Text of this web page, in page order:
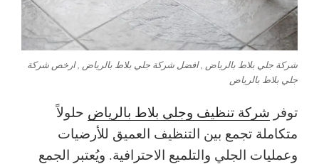
شركة جلي بلاط بالرياض , افضل شركة جلي بلاط بالرياض , ارخص شركة
جلي بلاط بالرياض
توفر شركة تنظيف وجلي بلاط بالرياض حلولاً
متكاملة تجمع بين التنظيف العميق للأرضيات
وعمليات الجلي والتلميع الاحترافية. ويُعتبر الجمع